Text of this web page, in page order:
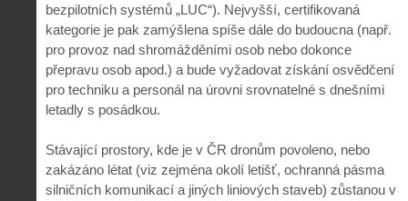
bezpilotních systémů „LUC“). Nejvyšší, certifikovaná
kategorie je pak zamýšlena spíše dále do budoucna (např.
pro provoz nad shromážděními osob nebo dokonce
přepravu osob apod.) a bude vyžadovat získání osvědčení
pro techniku a personál na úrovni srovnatelné s dnešními
letadly s posádkou.
Stávající prostory, kde je v ČR dronům povoleno, nebo
zakázáno létat (viz zejména okolí letišť, ochranná pásma
silničních komunikací a jiných liniových staveb) zůstanou v